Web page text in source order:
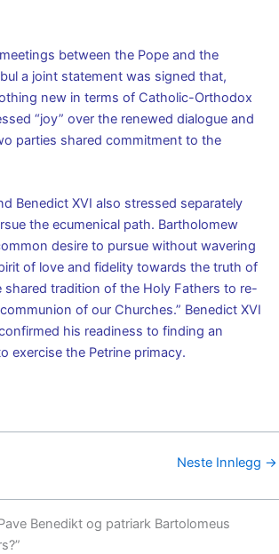
between the Pope and the
a joint statement was signed that,
new in terms of Catholic-Orthodox
“joy” over the renewed dialogue and
parties shared commitment to the
Benedict XVI also stressed separately
the ecumenical path. Bartholomew
desire to pursue without wavering
of love and fidelity towards the truth of
shared tradition of the Holy Fathers to re-
of our Churches.” Benedict XVI
his readiness to finding an
exercise the Petrine primacy.
Neste Innlegg →
Benedikt og patriark Bartolomeus